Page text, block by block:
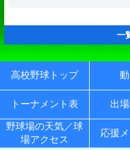
一
高校野球トップ
トーナメント表 出
野球場の天気／球
場アクセス
応援